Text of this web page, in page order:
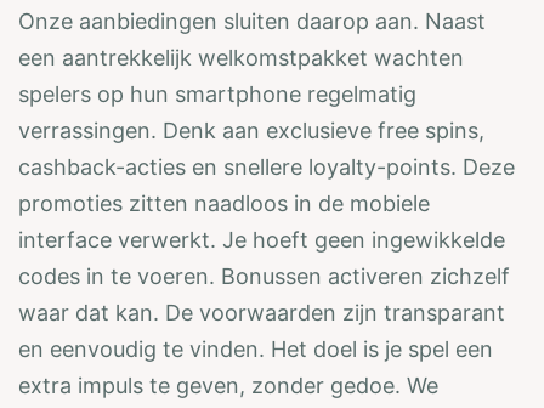
Onze aanbiedingen sluiten daarop aan. Naast
een aantrekkelijk welkomstpakket wachten
spelers op hun smartphone regelmatig
verrassingen. Denk aan exclusieve free spins,
cashback-acties en snellere loyalty-points. Deze
promoties zitten naadloos in de mobiele
interface verwerkt. Je hoeft geen ingewikkelde
codes in te voeren. Bonussen activeren zichzelf
waar dat kan. De voorwaarden zijn transparant
en eenvoudig te vinden. Het doel is je spel een
extra impuls te geven, zonder gedoe. We